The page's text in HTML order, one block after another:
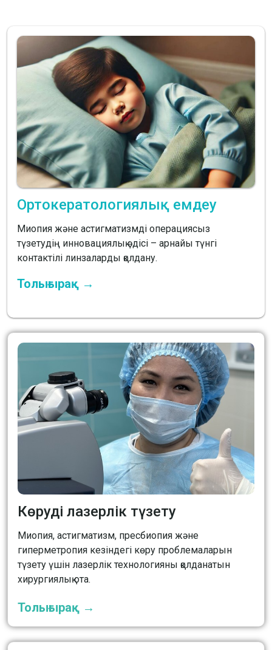
Ортокератологиялық емдеу
Миопия және астигматизмді операциясыз
түзетудің инновациялық әдісі – арнайы түнгі
контактілі линзаларды қолдану.
Толығырақ →
Көруді лазерлік түзету
Миопия, астигматизм, пресбиопия және
гиперметропия кезіндегі көру проблемаларын
түзету үшін лазерлік технологияны қолданатын
хирургиялық ота.
Толығырақ →